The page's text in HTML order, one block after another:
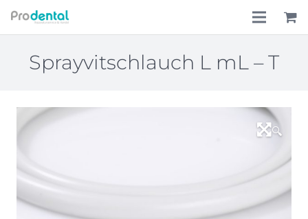
Home
Leistungen
Online-Shop
Sprayvitschlauch L mL – T
🔍